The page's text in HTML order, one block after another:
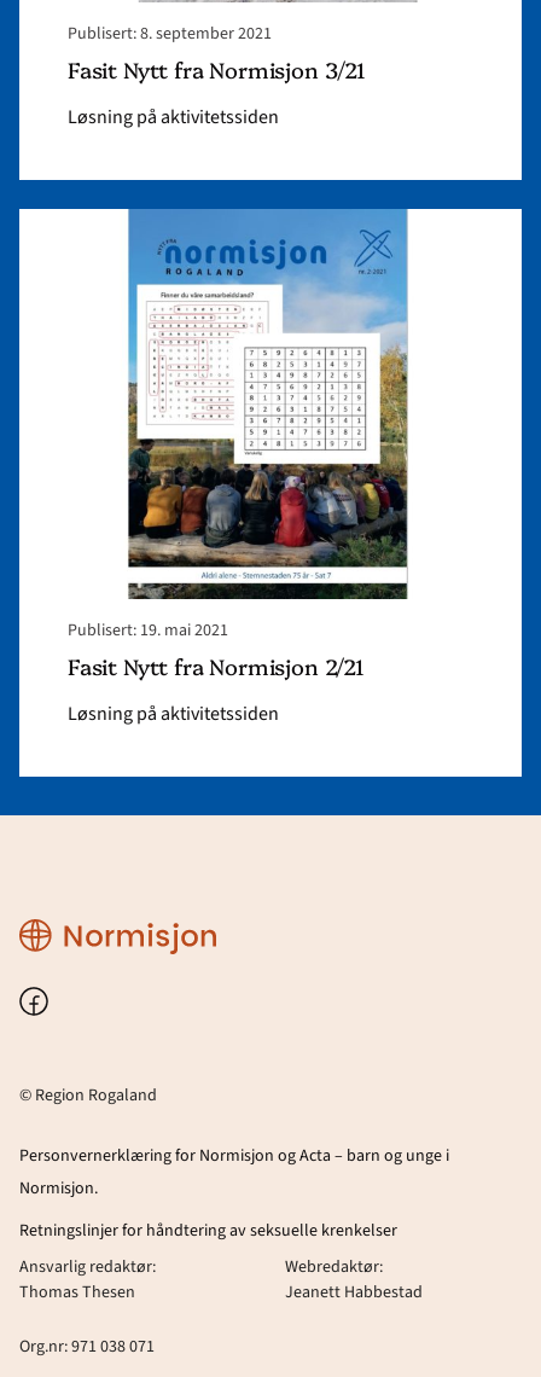
Publisert: 8. september 2021
Fasit Nytt fra Normisjon 3/21
Løsning på aktivitetssiden
Publisert: 19. mai 2021
Fasit Nytt fra Normisjon 2/21
Løsning på aktivitetssiden
article
"Fasit
Nytt
fra
Normisjon
2/21"
Region
Rogaland
Facebook
© Region Rogaland
Personvernerklæring for Normisjon og Acta – barn og unge i
Normisjon.
Retningslinjer for håndtering av seksuelle krenkelser
Ansvarlig redaktør:
Thomas Thesen
Webredaktør:
Jeanett Habbestad
Org.nr: 971 038 071